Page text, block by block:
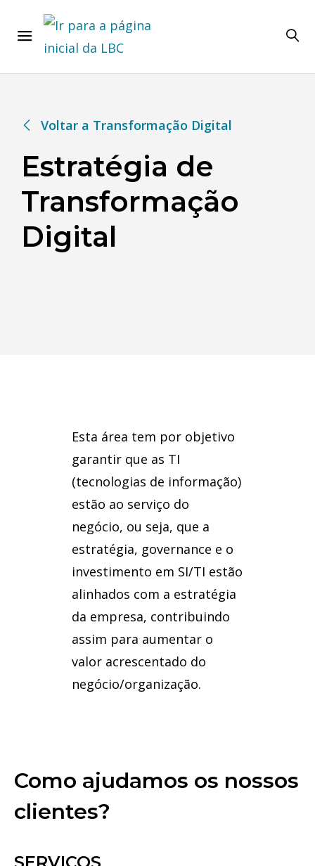
Voltar a Transformação Digital
Estratégia de
Transformação
Digital
Esta área tem por objetivo
garantir que as TI
(tecnologias de informação)
estão ao serviço do
negócio, ou seja, que a
estratégia, governance e o
investimento em SI/TI estão
alinhados com a estratégia
da empresa, contribuindo
assim para aumentar o
valor acrescentado do
negócio/organização.
Como ajudamos os nossos
clientes?